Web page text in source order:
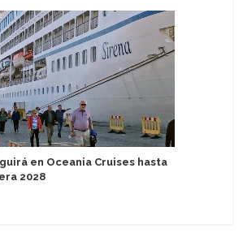
en Oceania Cruises hasta
2028